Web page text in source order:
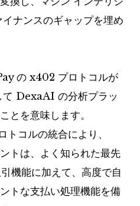
ナンスのギャップを埋め
の x402 プロトコルが
て DexaAI の分析プラッ
とを意味します。
コルの統合により、
トは、よく知られた最先
機能に加えて、高度で自
トな支払い処理機能を備